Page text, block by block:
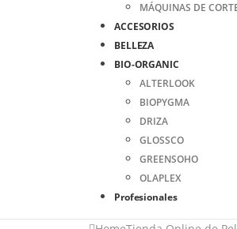
MÁQUINAS DE
ACCESORIOS
BELLEZA
BIO-ORGANIC
ALTERLOOK
BIOPYGMA
DRIZA
GLOSSCO
GREENSOHO
OLAPLEX
Profesionales